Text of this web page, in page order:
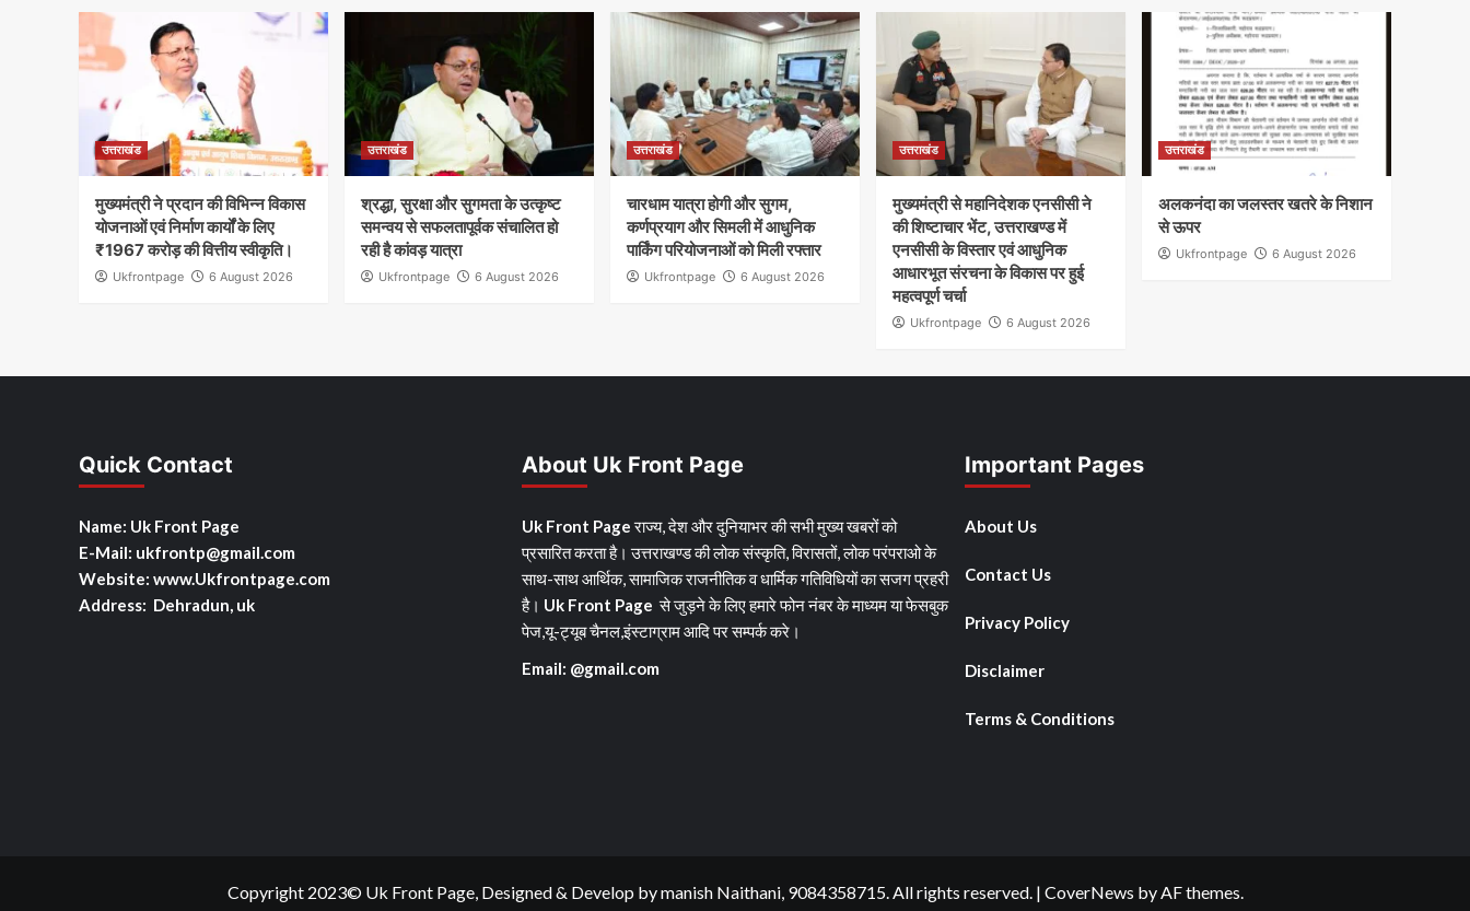
उत्तराखंड
मुख्यमंत्री ने प्रदान की विभिन्न विकास
योजनाओं एवं निर्माण कार्यों के लिए
₹1967 करोड़ की वित्तीय स्वीकृति।
Ukfrontpage 6 August 2026
उत्तराखंड
श्रद्धा, सुरक्षा और सुगमता के उत्कृष्ट
समन्वय से सफलतापूर्वक संचालित हो
रही है कांवड़ यात्रा
Ukfrontpage 6 August 2026
उत्तराखंड
चारधाम यात्रा होगी और सुगम,
कर्णप्रयाग और सिमली में आधुनिक
पार्किंग परियोजनाओं को मिली रफ्तार
Ukfrontpage 6 August 2026
उत्तराखंड
मुख्यमंत्री से महानिदेशक एनसीसी ने
की शिष्टाचार भेंट, उत्तराखण्ड में
एनसीसी के विस्तार एवं आधुनिक
आधारभूत संरचना के विकास पर हुई
महत्वपूर्ण चर्चा
Ukfrontpage 6 August 2026
उत्तराखंड
अलकनंदा का जलस्तर खतरे के निशान
से ऊपर
Ukfrontpage 6 August 2026
Quick Contact
Name: Uk Front Page
E-Mail: ukfrontp@gmail.com
Website: www.Ukfrontpage.com
Address: Dehradun, uk
About Uk Front Page
Uk Front Pageराज्य, देश और दुनियाभर की सभी मुख्य खबरों को
प्रसारित करता है। उत्तराखण्ड की लोक संस्कृति, विरासतों, लोक परंपराओ के
साथ-साथ आर्थिक, सामाजिक राजनीतिक व धार्मिक गतिविधियों का सजग प्रहरी
है। Uk Front Page से जुड़ने के लिए हमारे फोन नंबर के माध्यम या फेसबुक
पेज,यू-ट्यूब चैनल,इंस्टाग्राम आदि पर सम्पर्क करे।
Email: @gmail.com
Important Pages
About Us
Contact Us
Privacy Policy
Disclaimer
Terms & Conditions
Copyright 2023© Uk Front Page, Designed & Develop by manish Naithani, 9084358715. All rights reserved. | CoverNews by AF themes.